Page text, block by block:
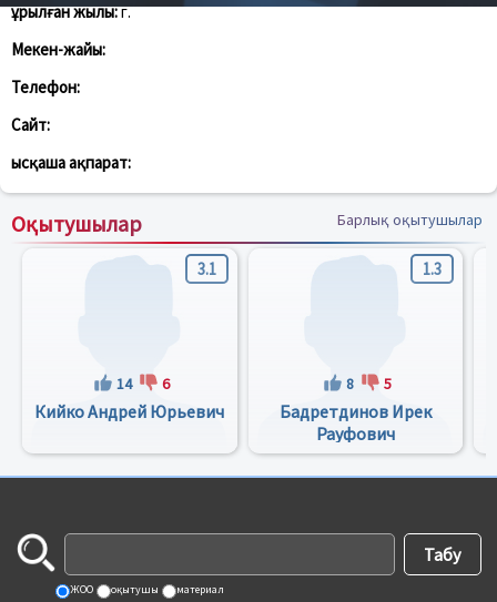
Құрылған жылы:г.
Мекен-жайы:
Телефон:
Сайт:
Қысқаша ақпарат:
Оқытушылар Барлық оқытушылар
3.1
14 6
Кийко Андрей Юрьевич
1.3
8 5
Бадретдинов Ирек
Рауфович
ЖОО оқытушы материал